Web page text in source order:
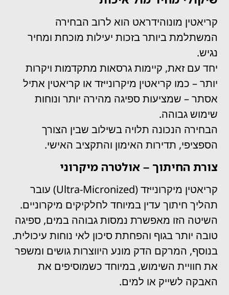
קריאטין מונוהידראט הוא לרוב הבחירה
המשתלמת ביותר בזכות יעילות מוכחת ומחיר
נגיש.
יחד עם זאת, קיימות גרסאות מתקדמות ויקרות
יותר – כמו קריאטין מיקרונייזד או קריאטין אתיל
אסתר – שמציעות ספיגה מהירה יותר ונוחות
שימוש גבוהה.
הבחירה הנכונה תלויה בשילוב שבין הצורך
הספציפי, תדירות האימון והתקציב האישי.
צורת החיתוך – אולטרה מיקרוני
קריאטין מיקרונייזד (Ultra-Micronized) עובר
תהליך חיתוך עדין במיוחד לחלקיקים מיקרוניים.
השיטה הזו מאפשרת נמסות גבוהה במים, ספיגה
טובה יותר בגוף והפחתת סיכון לאי נוחות עיכולית.
בנוסף, המרקם הדק מונע היווצרות גושים ומשפר
את חוויית השימוש, במיוחד כשמוסיפים את
האבקה לשייק או למים.